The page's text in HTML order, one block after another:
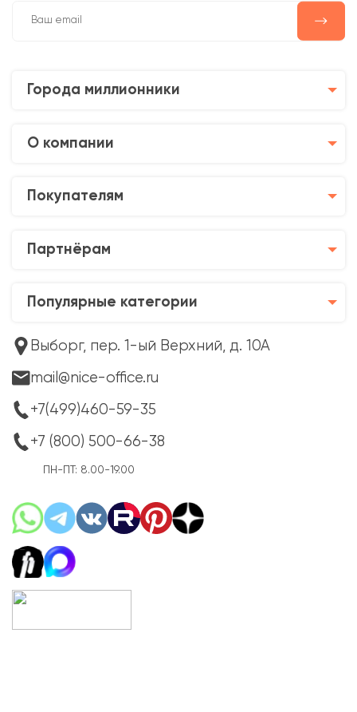
Города миллионники
О компании
Покупателям
Партнёрам
Популярные категории
Выборг, пер. 1-ый Верхний, д. 10А
mail@nice-office.ru
+7(499)460-59-35
+7 (800) 500-66-38
ПН-ПТ: 8.00-19.00